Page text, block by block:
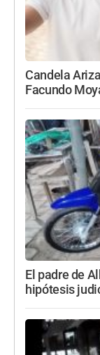
Candela
Facundo
El padre de
hipótesis